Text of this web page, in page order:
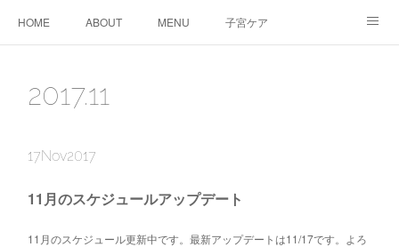
HOME ABOUT MENU 子宮ケア
CONTACT AMEBLO
2017.11
17Nov2017
11月のスケジュールアップデート
11月のスケジュール更新中です。最新アップデートは11/17です。よろ